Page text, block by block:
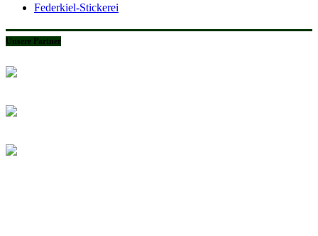
Federkiel-Stickerei
Unsere Partner